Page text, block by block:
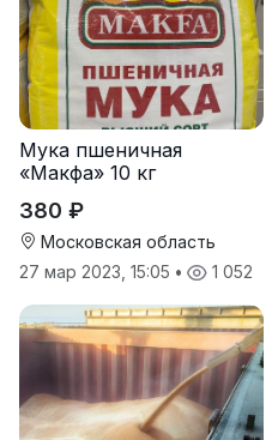
Мука пшеничная
«Макфа» 10 кг
380 ₽
Московская область
27 мар 2023, 15:05 • 1 052